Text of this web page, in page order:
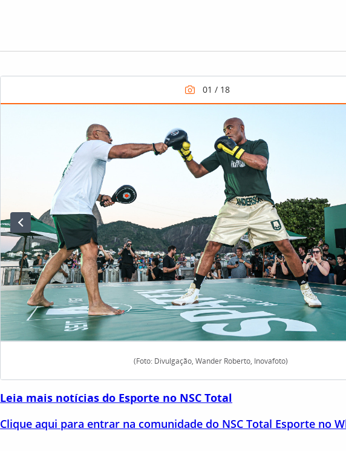
(Foto: Divulgação, Wander Roberto, Inovafoto)
Leia mais notícias do Esporte no NSC Total
Clique aqui para entrar na comunidade do NSC Total Esporte no